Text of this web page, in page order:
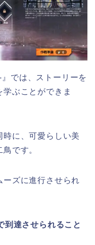
では、ストーリーを
ぶことができま
に、可愛らしい美
です。
ーズに進行させられ
到達させられること